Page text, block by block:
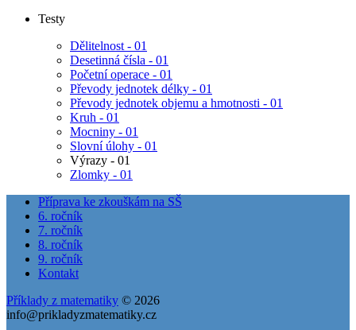
Testy
Dělitelnost - 01
Desetinná čísla - 01
Početní operace - 01
Převody jednotek délky - 01
Převody jednotek objemu a hmotnosti - 01
Kruh - 01
Mocniny - 01
Slovní úlohy - 01
Výrazy - 01
Zlomky - 01
Příprava ke zkouškám na SŠ
6. ročník
7. ročník
8. ročník
9. ročník
Kontakt
Příklady z matematiky © 2026
info@prikladyzmatematiky.cz